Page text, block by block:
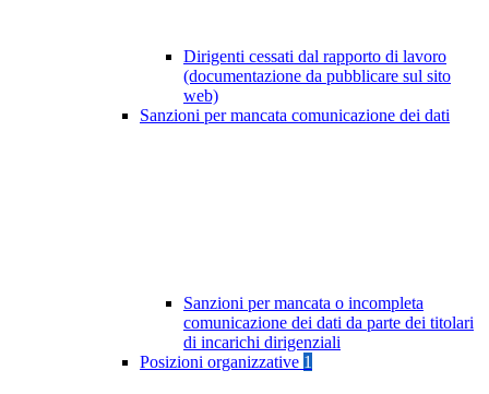
Dirigenti cessati dal rapporto di lavoro
(documentazione da pubblicare sul sito
web)
Sanzioni per mancata comunicazione dei dati
Sanzioni per mancata o incompleta
comunicazione dei dati da parte dei titolari
di incarichi dirigenziali
Posizioni organizzative 1